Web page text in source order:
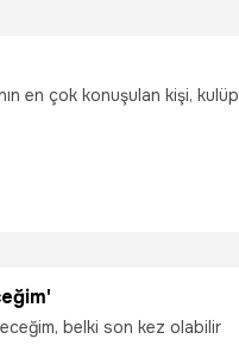
en çok konuşulan kişi, kulüp
belki son kez olabilir